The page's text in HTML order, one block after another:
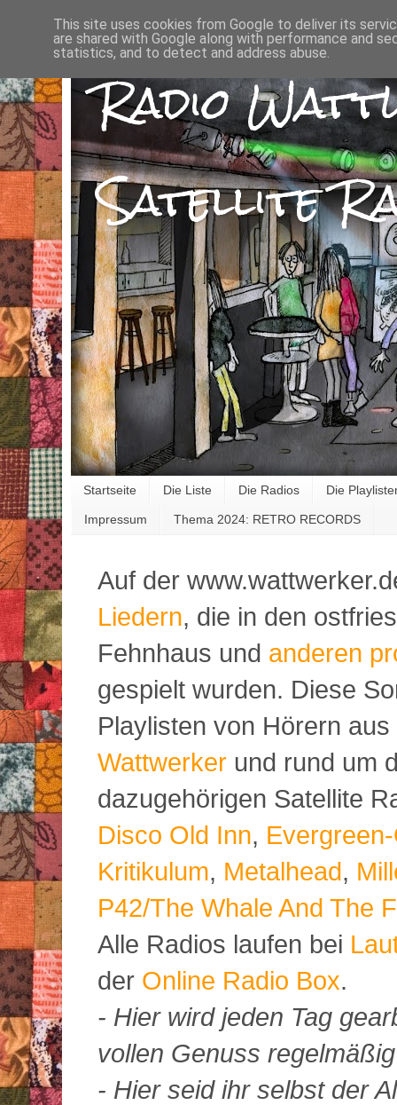
Radio
Satellite
Startseite Die Liste Die Radios Die
Impressum Thema 2024: RETRO RECORDS
Auf der
Liedern, die in den
Fehnhaus und anderen
gespielt wurden. Diese
Playlisten von Hörern
Wattwerker und rund um
dazugehörigen Satellite
Disco Old Inn,
Kritikulum, Metalhead,
P42/The Whale And The
Alle Radios laufen bei
der Online Radio Box.
- Hier wird jeden Tag
vollen Genuss
- Hier seid ihr selbst der
This site uses cookies from Google to deliver its
are shared with Google along with performance and
statistics, and to detect and address abuse.